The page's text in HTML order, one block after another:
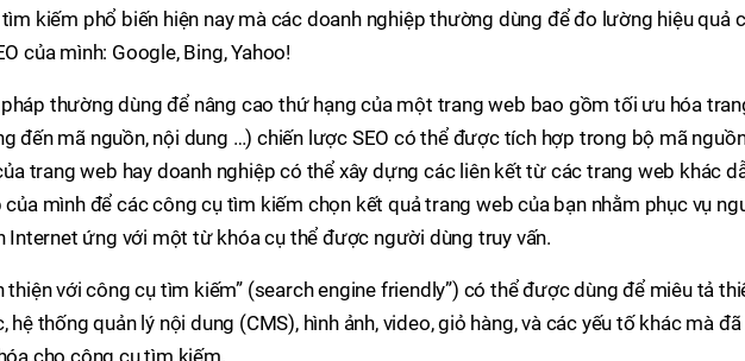
kiếm phổ biến hiện nay mà các doanh nghiệp thường dùng để đo lường hiệu quả
của mình: Google, Bing, Yahoo!
thường dùng để nâng cao thứ hạng của một trang web bao gồm tối ưu hóa
đến mã nguồn, nội dung …) chiến lược SEO có thể được tích hợp trong bộ mã
trang web hay doanh nghiệp có thể xây dựng các liên kết từ các trang web khác
của mình để các công cụ tìm kiếm chọn kết quả trang web của bạn nhằm phục vụ
Internet ứng với một từ khóa cụ thể được người dùng truy vấn.
thiện với công cụ tìm kiếm” (search engine friendly”) có thể được dùng để miêu tả
hệ thống quản lý nội dung (CMS), hình ảnh, video, giỏ hàng, và các yếu tố khác mà đã
cho công cụ tìm kiếm.